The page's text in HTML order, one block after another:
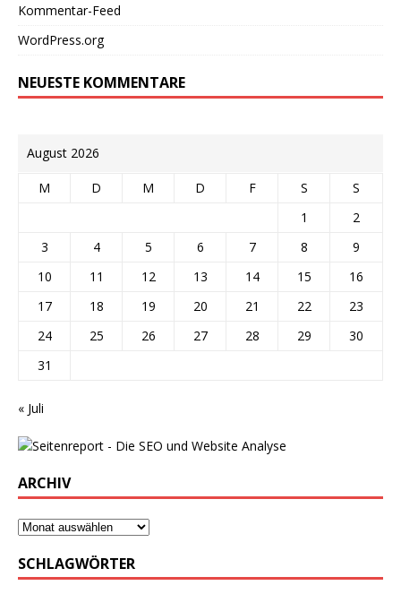
Kommentar-Feed
WordPress.org
NEUESTE KOMMENTARE
August 2026
M D M D F S
S
1
2
3
4 5 6 7 8
9
10
11 12 13 14 15
16
17
18 19 20 21 22
23
24
25 26 27 28 29
30
31
« Juli
ARCHIV
SCHLAGWÖRTER